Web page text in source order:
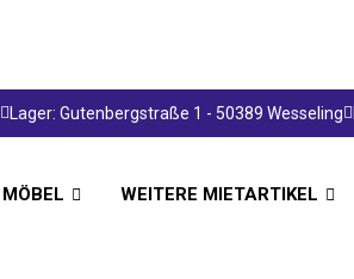
Lager: Gutenbergstraße 1 - 50389 Wesseling
MÖBEL WEITERE MIETARTIKEL